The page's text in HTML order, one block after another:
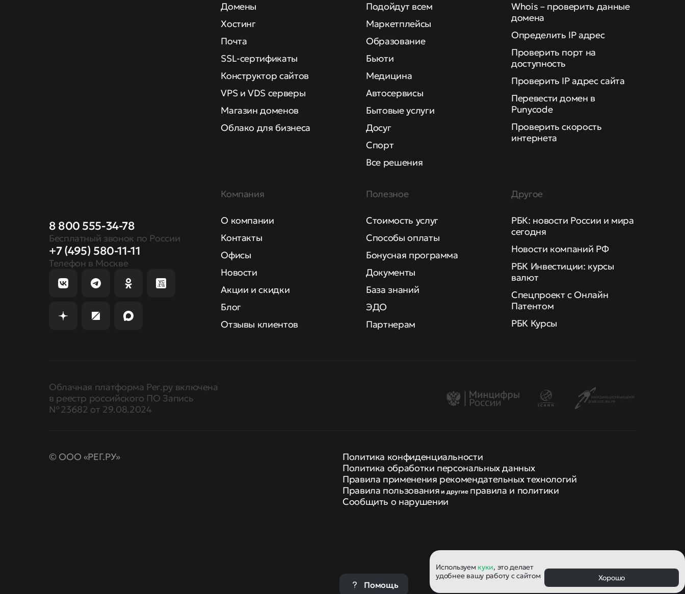
8 800 555-34-78
Бесплатный звонок по России
+7 (495) 580-11-11
Телефон в Москве
Домены
Хостинг
Почта
SSL-сертификаты
Конструктор сайтов
VPS и VDS серверы
Магазин доменов
Облако для бизнеса
Подойдут всем
Маркетплейсы
Образование
Бьюти
Медицина
Автосервисы
Бытовые услуги
Досуг
Спорт
Все решения
Whois – проверить данные
домена
Определить IP адрес
Проверить порт на
доступность
Проверить IP адрес сайта
Перевести домен в
Punycode
Проверить скорость
интернета
Компания
О компании
Контакты
Офисы
Новости
Акции и скидки
Блог
Отзывы клиентов
Полезное
Стоимость услуг
Способы оплаты
Бонусная программа
Документы
База знаний
ЭДО
Партнерам
Другое
РБК: новости России и мира
сегодня
Новости компаний РФ
РБК Инвестиции: курсы
валют
Спецпроект с Онлайн
Патентом
РБК Курсы
Облачная платформа Рег.ру включена
в реестр российского ПО Запись
№ 23682 от 29.08.2024
© ООО «РЕГ.РУ»
Политика конфиденциальности
Политика обработки персональных данных
Правила применения рекомендательных технологий
Правила пользования и другие правила и политики
Сообщить о нарушении
Используем куки, это делает
удобнее вашу работу с сайтом
Хорошо
Помощь